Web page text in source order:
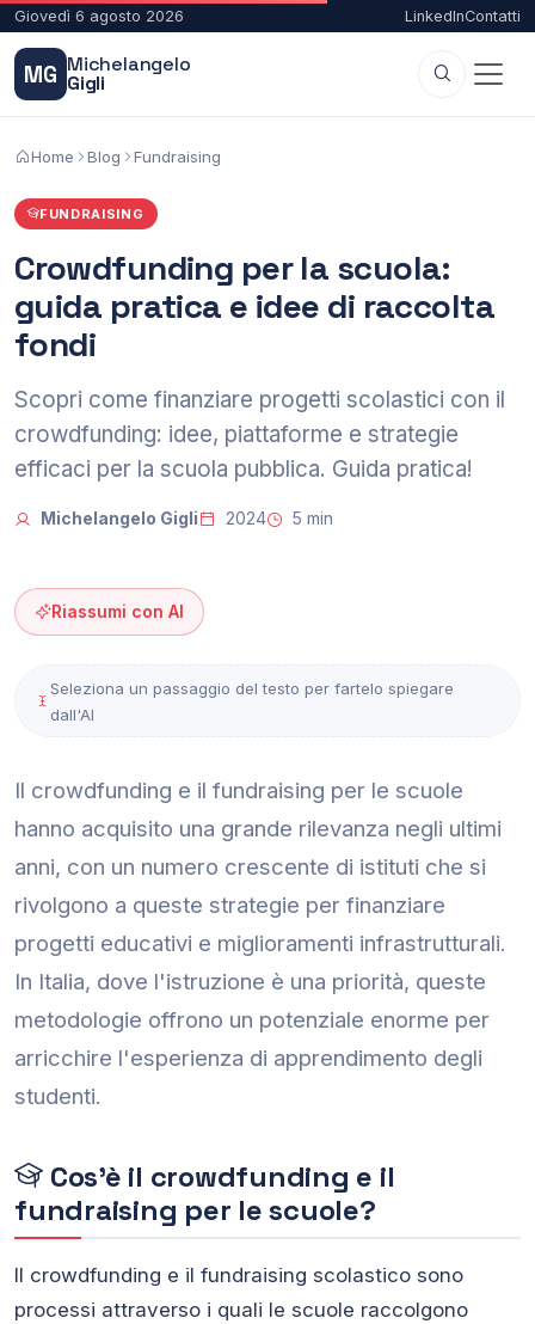
Giovedì 6 agosto 2026 LinkedInContatti
MG Michelangelo
Gigli
Home Blog Fundraising
FUNDRAISING
Crowdfunding per la scuola:
guida pratica e idee di raccolta
fondi
Scopri come finanziare progetti scolastici con il
crowdfunding: idee, piattaforme e strategie
efficaci per la scuola pubblica. Guida pratica!
Michelangelo Gigli 2024 5 min
Riassumi con AI
Seleziona un passaggio del testo per fartelo spiegare
dall'AI
Il crowdfunding e il fundraising per le scuole
hanno acquisito una grande rilevanza negli ultimi
anni, con un numero crescente di istituti che si
rivolgono a queste strategie per finanziare
progetti educativi e miglioramenti infrastrutturali.
In Italia, dove l'istruzione è una priorità, queste
metodologie offrono un potenziale enorme per
arricchire l'esperienza di apprendimento degli
studenti.
Cos'è il crowdfunding e il
fundraising per le scuole?
Il crowdfunding e il fundraising scolastico sono
processi attraverso i quali le scuole raccolgono